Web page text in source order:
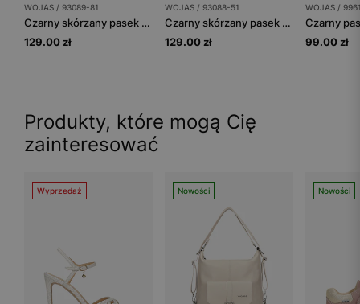
WOJAS / 93089-81
Czarny skórzany pasek damski z dużą srebrną klamrą
129.00 zł
WOJAS / 93088-51
Czarny skórzany pasek damski ze srebrną klamrą
129.00 zł
WOJAS /
99.00 zł
Produkty, które mogą Cię
zainteresować
Wyprzedaż Nowości Nowości